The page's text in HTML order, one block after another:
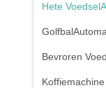
Hete
Bevroren
Koffiemachine